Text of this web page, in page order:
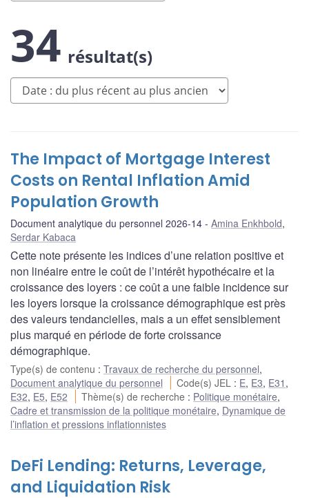
34 résultat(s)
The Impact of Mortgage Interest
Costs on Rental Inflation Amid
Population Growth
Document analytique du personnel 2026-14 Amina Enkhbold,
Serdar Kabaca
Cette note présente les indices d’une relation positive et
non linéaire entre le coût de l’intérêt hypothécaire et la
croissance des loyers : ce coût a une faible incidence sur
les loyers lorsque la croissance démographique est près
des valeurs tendancielles, mais a un effet sensiblement
plus marqué en période de forte croissance
démographique.
Type(s) de contenu : Travaux de recherche du personnel,
Document analytique du personnel
Code(s) JEL : E, E3, E31 ,
E32, E5, E52 Thème(s) de recherche : Politique monétaire,
Cadre et transmission de la politique monétaire, Dynamique de
l’inflation et pressions inflationnistes
DeFi Lending: Returns, Leverage,
and Liquidation Risk